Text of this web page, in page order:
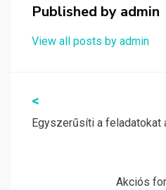
Published by admin
View all posts by admin
Bejegyzés
navigáció
<
Egyszerűsíti a
Akciós